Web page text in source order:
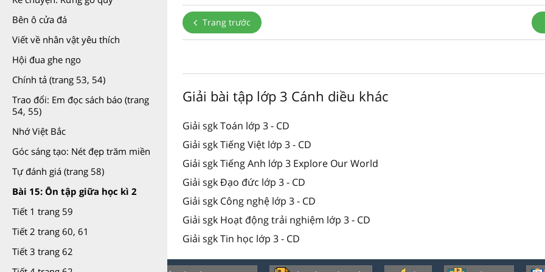
Bên ô cửa đá
Viết về nhân vật yêu thích
Hội đua ghe ngo
Chính tả (trang 53, 54)
Trao đổi: Em đọc sách báo (trang
54, 55)
Nhớ Việt Bắc
Góc sáng tạo: Nét đẹp trăm miền
Tự đánh giá (trang 58)
Bài 15: Ôn tập giữa học kì 2
Tiết 1 trang 59
Tiết 2 trang 60, 61
Tiết 3 trang 62
Trang trước
Giải bài tập lớp 3 Cánh diều khác
Giải sgk Toán lớp 3 - CD
Giải sgk Tiếng Việt lớp 3 - CD
Giải sgk Tiếng Anh lớp 3 Explore Our World
Giải sgk Đạo đức lớp 3 - CD
Giải sgk Công nghệ lớp 3 - CD
Giải sgk Hoạt động trải nghiệm lớp 3 - CD
Giải sgk Tin học lớp 3 - CD